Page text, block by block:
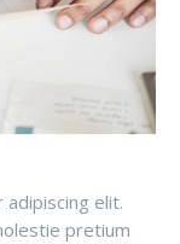
elit.
pretium